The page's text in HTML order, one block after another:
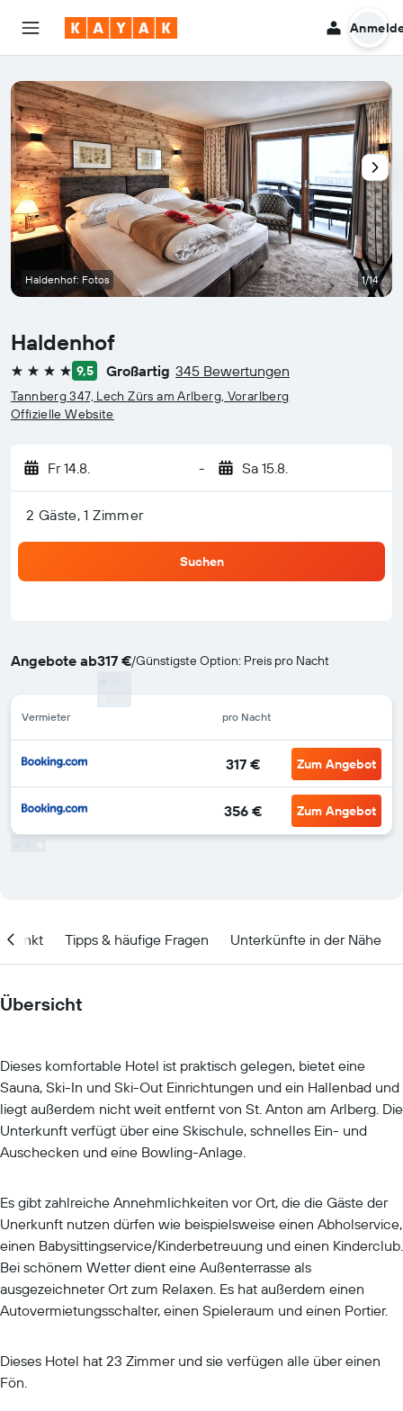
Haldenhof
4 Sterne 9,5 Großartig 345 Bewertungen
Tannberg 347, Lech Zürs am Arlberg, Vorarlberg
Offizielle Website
Fr 14.8. - Sa 15.8.
2 Gäste, 1 Zimmer
Suchen
Angebote ab317 €/Günstigste Option: Preis pro Nacht
Vermieter pro Nacht
317 € Zum Angebot
356 € Zum Angebot
Haldenhof: Fotos 1/14
Tipps & häufige Fragen Unterkünfte in der Nähe
Übersicht
Dieses komfortable Hotel ist praktisch gelegen, bietet eine
Sauna, Ski-In und Ski-Out Einrichtungen und ein Hallenbad und
liegt außerdem nicht weit entfernt von St. Anton am Arlberg. Die
Unterkunft verfügt über eine Skischule, schnelles Ein- und
Auschecken und eine Bowling-Anlage.
Es gibt zahlreiche Annehmlichkeiten vor Ort, die die Gäste der
Unerkunft nutzen dürfen wie beispielsweise einen Abholservice,
einen Babysittingservice/Kinderbetreuung und einen Kinderclub.
Bei schönem Wetter dient eine Außenterrasse als
ausgezeichneter Ort zum Relaxen. Es hat außerdem einen
Autovermietungsschalter, einen Spieleraum und einen Portier.
Dieses Hotel hat 23 Zimmer und sie verfügen alle über einen
Fön.